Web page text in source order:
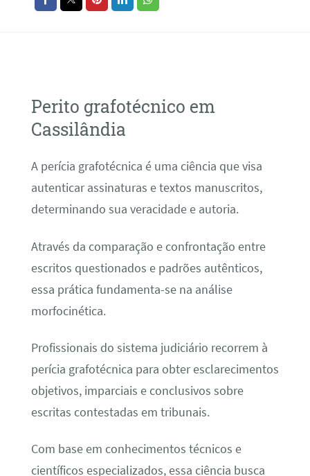
Perito grafotécnico em
Cassilândia
A perícia grafotécnica é uma ciência que visa
autenticar assinaturas e textos manuscritos,
determinando sua veracidade e autoria.
Através da comparação e confrontação entre
escritos questionados e padrões autênticos,
essa prática fundamenta-se na análise
morfocinética.
Profissionais do sistema judiciário recorrem à
perícia grafotécnica para obter esclarecimentos
objetivos, imparciais e conclusivos sobre
escritas contestadas em tribunais.
Com base em conhecimentos técnicos e
científicos especializados, essa ciência busca